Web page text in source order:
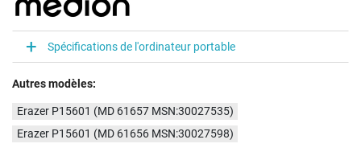
Spécifications de l'ordinateur portable
Autres modèles:
Erazer P15601 (MD 61657 MSN:30027535)
Erazer P15601 (MD 61656 MSN:30027598)